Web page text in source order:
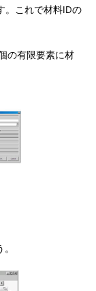
。これで材料IDの
の有限要素に材